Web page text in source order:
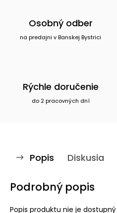
Osobný odber
na predajni v Banskej Bystrici
Rýchle doručenie
do 2 pracovných dní
Popis Diskusia
Podrobný popis
Popis produktu nie je dostupný